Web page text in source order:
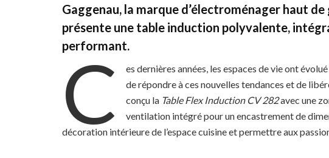
Gaggenau, la marque d’électroménager haut
présente une table induction polyvalente,
performant.
C
es dernières années, les espaces de vie ont
de répondre à ces nouvelles tendances et de
conçu la Table Flex Induction CV 282avec une
ventilation intégré pour un encastrement de
décoration intérieure de l’espace cuisine et permettre aux